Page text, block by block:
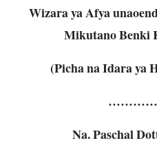
Wizara ya Afya
Mikutano Benki
(Picha na Idara ya
Na. Paschal